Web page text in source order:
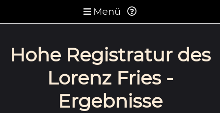
Menü
Hohe Registratur des
Lorenz Fries -
Ergebnisse